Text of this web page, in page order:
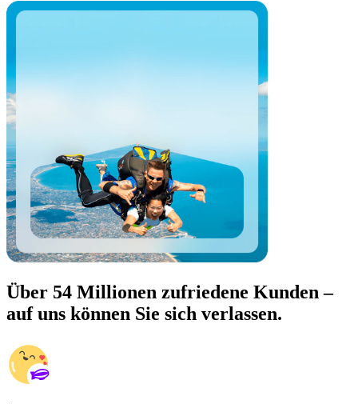
Über 54 Millionen zufriedene Kunden –
auf uns können Sie sich verlassen.